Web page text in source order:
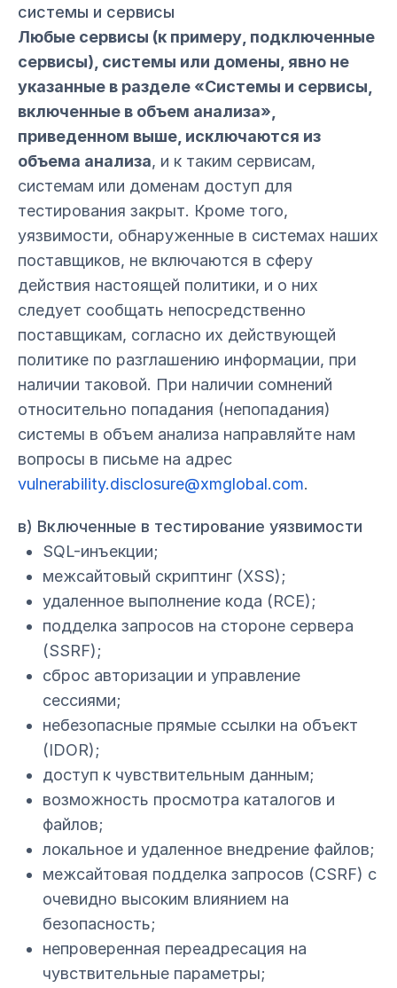
системы и сервисы
Любые сервисы (к примеру, подключенные
сервисы), системы или домены, явно не
указанные в разделе «Системы и сервисы,
включенные в объем анализа»,
приведенном выше, исключаются из
объема анализа, и к таким сервисам,
системам или доменам доступ для
тестирования закрыт. Кроме того,
уязвимости, обнаруженные в системах наших
поставщиков, не включаются в сферу
действия настоящей политики, и о них
следует сообщать непосредственно
поставщикам, согласно их действующей
политике по разглашению информации, при
наличии таковой. При наличии сомнений
относительно попадания (непопадания)
системы в объем анализа направляйте нам
вопросы в письме на адрес
vulnerability.disclosure@xmglobal.com.
в) Включенные в тестирование уязвимости
SQL-инъекции;
межсайтовый скриптинг (XSS);
удаленное выполнение кода (RCE);
подделка запросов на стороне сервера
(SSRF);
сброс авторизации и управление
сессиями;
небезопасные прямые ссылки на объект
(IDOR);
доступ к чувствительным данным;
возможность просмотра каталогов и
файлов;
локальное и удаленное внедрение файлов;
межсайтовая подделка запросов (CSRF) с
очевидно высоким влиянием на
безопасность;
непроверенная переадресация на
чувствительные параметры;